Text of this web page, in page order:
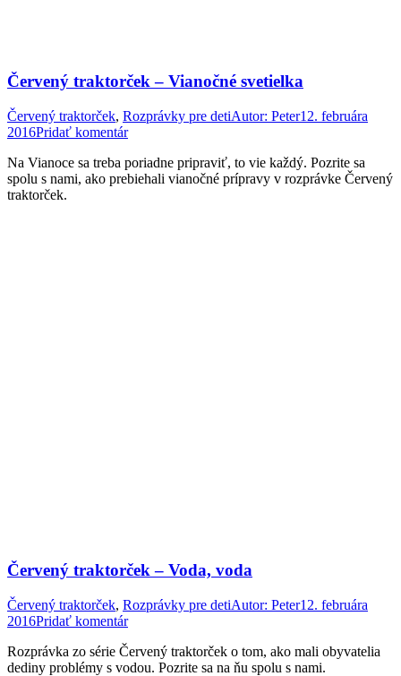
Červený traktorček – Vianočné svetielka
Červený traktorček, Rozprávky pre detiAutor: Peter12. februára
2016Pridať komentár
Na Vianoce sa treba poriadne pripraviť, to vie každý. Pozrite sa
spolu s nami, ako prebiehali vianočné prípravy v rozprávke Červený
traktorček.
Červený traktorček – Voda, voda
Červený traktorček, Rozprávky pre detiAutor: Peter12. februára
2016Pridať komentár
Rozprávka zo série Červený traktorček o tom, ako mali obyvatelia
dediny problémy s vodou. Pozrite sa na ňu spolu s nami.